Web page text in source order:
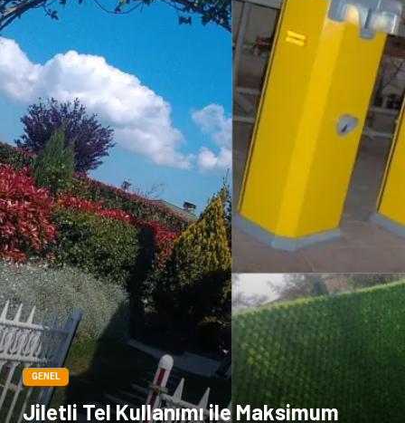
GENEL
Jiletli Tel Kullanımı ile Maksimum